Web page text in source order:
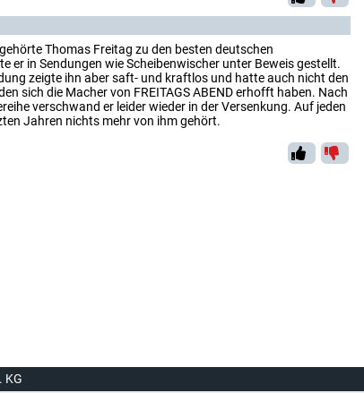
Thomas Freitag zu den besten deutschen
er in Sendungen wie Scheibenwischer unter Beweis gestellt.
zeigte ihn aber saft- und kraftlos und hatte auch nicht den
sich die Macher von FREITAGS ABEND erhofft haben. Nach
verschwand er leider wieder in der Versenkung. Auf jeden
Jahren nichts mehr von ihm gehört.
KG